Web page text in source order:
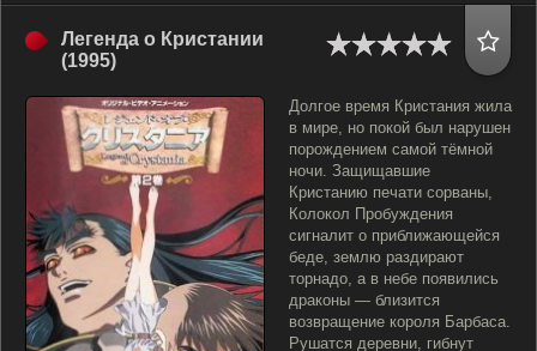
Легенда о Кристании
(1995)
Долгое время Кристания жила
в мире, но покой был нарушен
порождением самой тёмной
ночи. Защищавшие
Кристанию печати сорваны,
Колокол Пробуждения
сигналит о приближающейся
беде, землю раздирают
торнадо, а в небе появились
драконы — близится
возвращение короля Барбаса.
Рушатся деревни, гибнут